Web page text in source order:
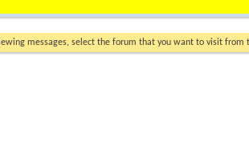
messages, select the forum that you want to visit from